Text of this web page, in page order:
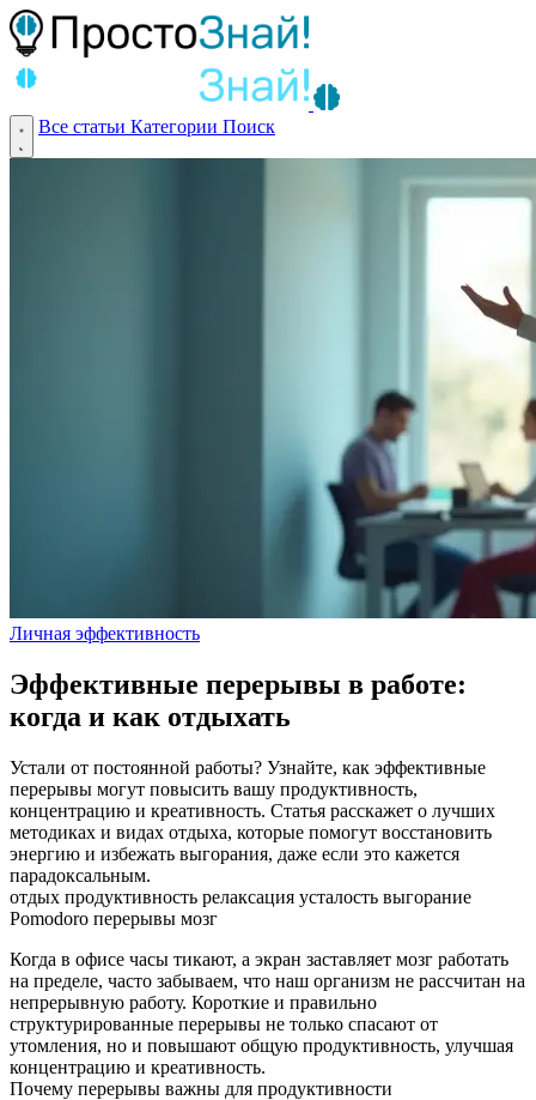
Все статьи Категории Поиск
Личная эффективность
Эффективные перерывы в работе:
когда и как отдыхать
Устали от постоянной работы? Узнайте, как эффективные
перерывы могут повысить вашу продуктивность,
концентрацию и креативность. Статья расскажет о лучших
методиках и видах отдыха, которые помогут восстановить
энергию и избежать выгорания, даже если это кажется
парадоксальным.
отдых продуктивность релаксация усталость выгорание
Pomodoro перерывы мозг
Когда в офисе часы тикают, а экран заставляет мозг работать
на пределе, часто забываем, что наш организм не рассчитан на
непрерывную работу. Короткие и правильно
структурированные перерывы не только спасают от
утомления, но и повышают общую продуктивность, улучшая
концентрацию и креативность.
Почему перерывы важны для продуктивности